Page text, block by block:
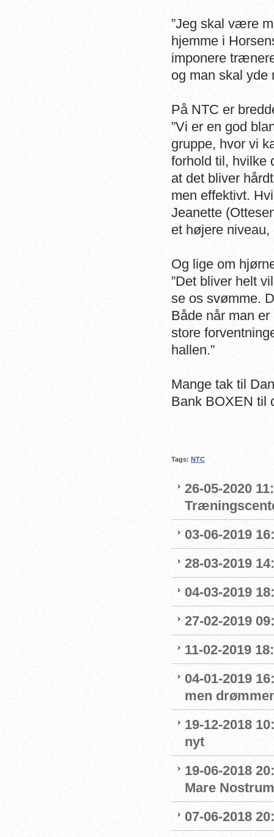
”Jeg skal være
hjemme i
imponere
og man skal yde
På NTC er
”Vi er en god
gruppe, hvor vi
forhold til, hvilke
at det bliver
men effektivt.
Jeanette
et højere niveau,
Og lige om
”Det bliver helt
se os svømme.
Både når man
store
hallen.”
Mange tak til
Bank BOXEN til
Tags: NTC
26-05-2020
03-06-2019
28-03-2019
04-03-2019
27-02-2019
11-02-2019
04-01-2019
men
19-12-2018
nyt
19-06-2018
Mare Nostrum
07-06-2018